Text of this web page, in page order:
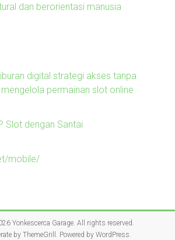
dan berorientasi manusia
digital strategi akses tanpa
permainan slot online
Slot dengan Santai
mobile/
Yonkescerca Garage . All rights reserved.
by ThemeGrill. Powered by WordPress